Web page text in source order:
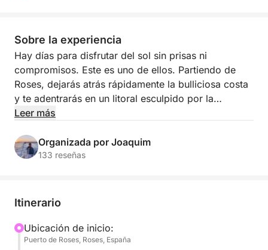
Sobre la experiencia
Hay días para disfrutar del sol sin prisas ni
compromisos. Este es uno de ellos. Partiendo de
Roses, dejarás atrás rápidamente la bulliciosa costa
y te adentrarás en un litoral esculpido por la
naturaleza: acantilados escarpados, tranquilas calas
parecen completamente vírgenes.
planificarás tu ruta directamente con Joaquim,
condiciones del mar y tus preferencias. Tanto si te
apetece navegar más lejos por la costa como si
Leer más
Organizada por Joaquim
133 reseñas
Itinerario
Ubicación de inicio:
Puerto de Roses, Roses, España